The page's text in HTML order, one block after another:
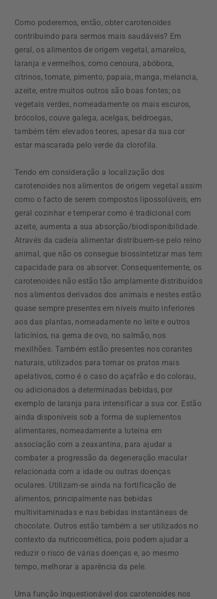
Como poderemos, então, obter carotenoides
contribuindo para sermos mais saudáveis? Em
geral, os alimentos de origem vegetal, amarelos,
laranja e vermelhos, como cenoura, abóbora,
citrinos, tomate, pimento, papaia, manga, melancia,
azeite, entre muitos outros são boas fontes; os
vegetais verdes, nomeadamente os mais escuros,
brócolos, couve galega, acelgas, beldroegas,
também têm elevados teores, apesar da sua cor
estar mascarada pelo verde da clorofila.
Tendo em consideração a localização dos
carotenoides nos alimentos de origem vegetal assim
como o facto de serem compostos lipossolúveis, em
geral cozinhar e temperar como é tradicional com
azeite, aumenta a sua absorção/biodisponibilidade.
Através da cadeia alimentar distribuem-se pelo reino
animal, que não os consegue biossintetizar mas tem
capacidade para os absorver. Consequentemente, os
carotenoides não estão tão amplamente distribuídos
nos alimentos derivados dos animais e nestes estão
quase sempre presentes em níveis muito inferiores
aos das plantas, nomeadamente no leite e outros
laticínios, na gema de ovo, no salmão, nos
mexilhões. Também estão presentes nos corantes
naturais, utilizados para tornar os pratos mais
apelativos, como é o caso do açafrão e do colorau,
ou adicionados a determinadas bebidas, por
exemplo de laranja para intensificar a sua cor. Estão
ainda disponíveis sob a forma de suplementos
alimentares, nomeadamente a luteína em
associação com a zeaxantina, para ajudar a
combater a progressão da degeneração macular
relacionada com a idade ou outras doenças
oculares. Utilizam-se ainda na fortificação de
alimentos, principalmente nas bebidas
multivitaminadas e nas bebidas instantâneas de
chocolate. Outros estão também a ser utilizados no
contexto da nutricosmética, pois podem ajudar a
reduzir o risco de várias doenças e, ao mesmo
tempo, melhorar a aparência da pele.
Uma função inquestionável dos carotenoides nos